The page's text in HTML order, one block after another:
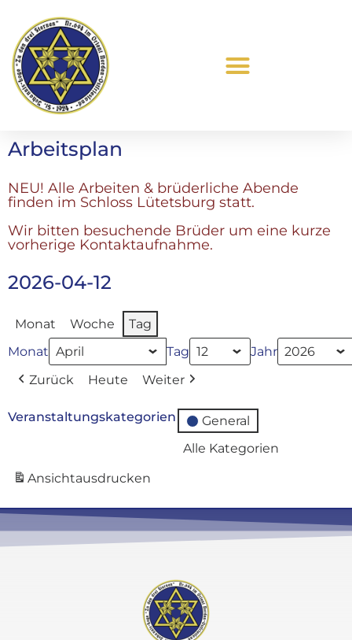
Arbeitsplan
NEU! Alle Arbeiten & brüderliche Abende
finden im Schloss Lütetsburg statt.
Wir bitten besuchende Brüder um eine kurze
vorherige Kontaktaufnahme.
2026-04-12
Monat Woche
Tag
Monat
Tag
Jahr
Zurück
Heute Weiter
Veranstaltungskategorien
General
Alle Kategorien
Ansichtausdrucken